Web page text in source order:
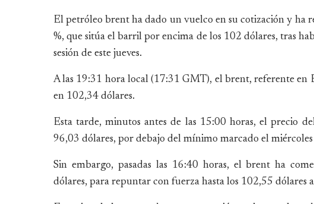
El petróleo brent ha dado un vuelco en su cotización y ha
%, que sitúa el barril por encima de los 102 dólares, tras
sesión de este jueves.
A las 19:31 hora local (17:31 GMT), el brent, referente en
en 102,34 dólares.
Esta tarde, minutos antes de las 15:00 horas, el precio
96,03 dólares, por debajo del mínimo marcado el
Sin embargo, pasadas las 16:40 horas, el brent ha
dólares, para repuntar con fuerza hasta los 102,55 dólares